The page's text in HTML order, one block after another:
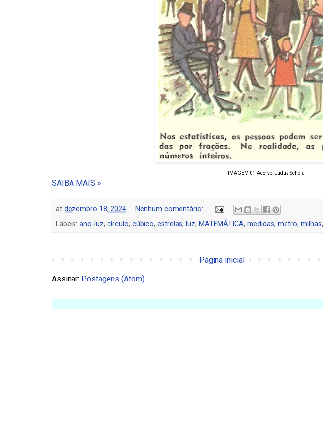
IMAGEM 01-Acervo: Ludus Schola
SAIBA MAIS »
at dezembro 18, 2024
Nenhum comentário:
Labels: ano-luz, círculo, cúbico, estrelas, luz, MATEMÁTICA, medidas, metro, milhas,
Página inicial
Assinar: Postagens (Atom)